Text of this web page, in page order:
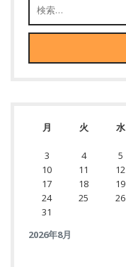
2026年8月
月 火 水
3
4 5
10
11 12
17
18 19
24
25 26
31